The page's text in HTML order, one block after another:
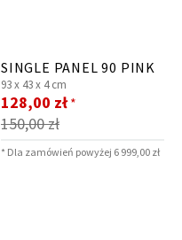
SINGLE PANEL 90 PINK
93 x 43 x 4 cm
150,00 zł
Cena
promocyjna
128,00 zł *
* Dla zamówień powyżej 6 999,00 zł